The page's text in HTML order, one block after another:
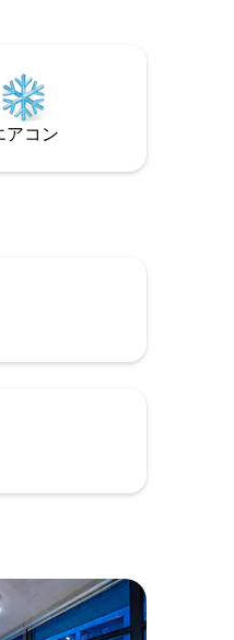
ラックスしてお
ての素
ョッピング、交
ロントではな
アコン